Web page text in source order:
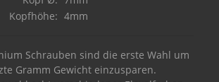
Kopfhöhe: 4mm
Schrauben sind die erste Wahl um
Gramm Gewicht einzusparen.